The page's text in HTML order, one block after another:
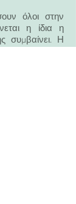
όλοι στην
η ίδια η
συμβαίνει. Η